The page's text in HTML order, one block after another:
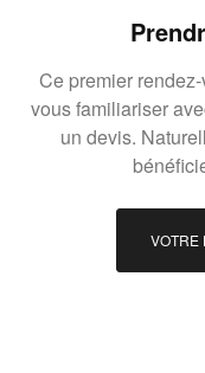
Ce premier
vous familiariser
un devis.
VOTRE